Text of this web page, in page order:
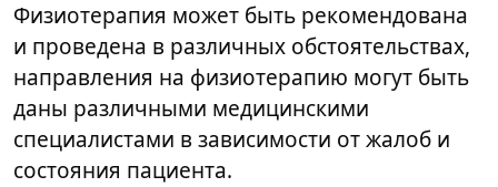
Физиотерапия может быть рекомендована
и проведена в различных обстоятельствах,
направления на физиотерапию могут быть
даны различными медицинскими
специалистами в зависимости от жалоб и
состояния пациента.